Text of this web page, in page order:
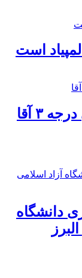
است
۳ آقا
دانشگاه